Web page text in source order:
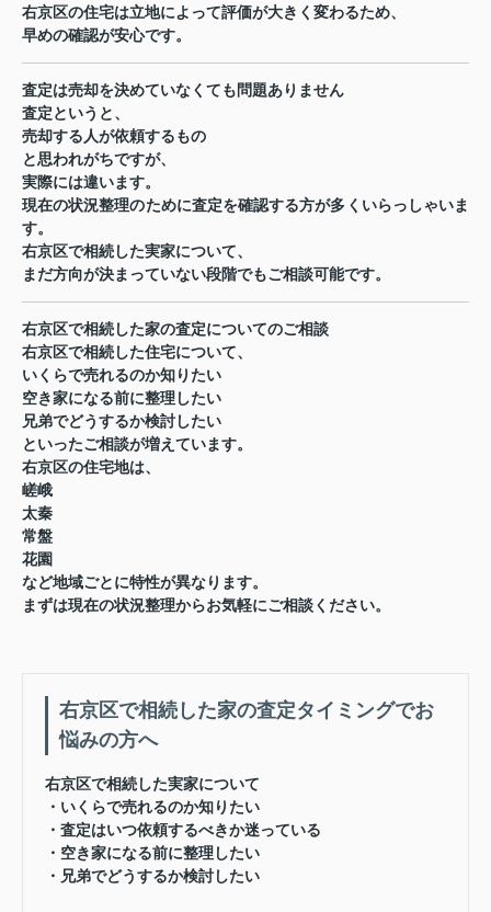
右京区の住宅は立地によって評価が大きく変わるため、
早めの確認が安心です。
査定は売却を決めていなくても問題ありません
査定というと、
売却する人が依頼するもの
と思われがちですが、
実際には違います。
現在の状況整理のために査定を確認する方が多くいらっしゃいま
す。
右京区で相続した実家について、
まだ方向が決まっていない段階でもご相談可能です。
右京区で相続した家の査定についてのご相談
右京区で相続した住宅について、
いくらで売れるのか知りたい
空き家になる前に整理したい
兄弟でどうするか検討したい
といったご相談が増えています。
右京区の住宅地は、
嵯峨
太秦
常盤
花園
など地域ごとに特性が異なります。
まずは現在の状況整理からお気軽にご相談ください。
右京区で相続した家の査定タイミングでお
悩みの方へ
右京区で相続した実家について
・いくらで売れるのか知りたい
・査定はいつ依頼するべきか迷っている
・空き家になる前に整理したい
・兄弟でどうするか検討したい